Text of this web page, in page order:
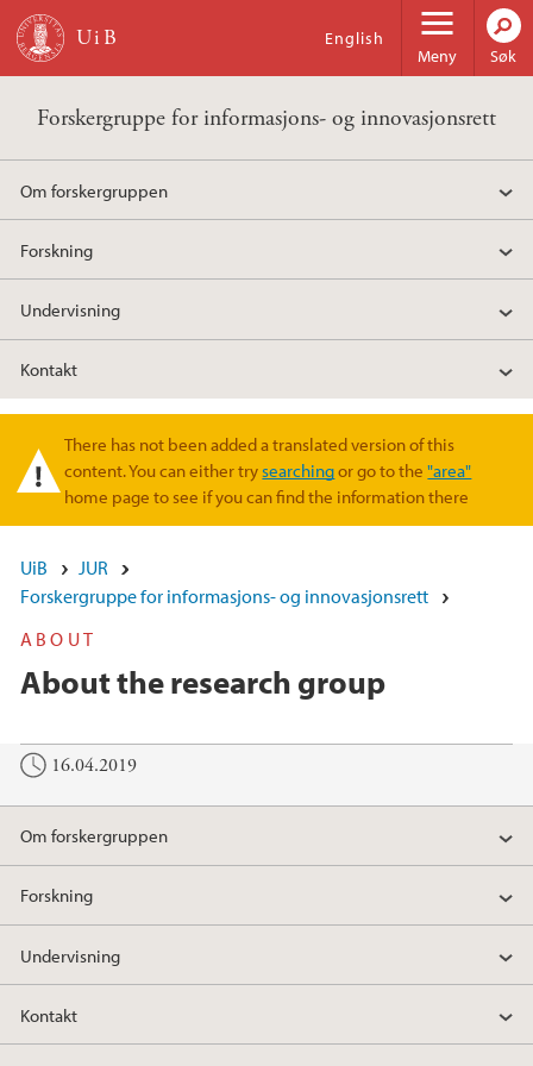
Hopp til hovedinnhold
Meny
English
Søk
Forskergruppe for informasjons- og innovasjonsrett
Om forskergruppen
Forskning
Undervisning
Kontakt
Varselmelding
There has not been added a translated version of this
content. You can either try searchingor go to the"area"
home page to see if you can find the information there
UiB
JUR
Forskergruppe for informasjons- og innovasjonsrett
ABOUT
About the research group
16.04.2019
Om forskergruppen
Forskning
Undervisning
Kontakt